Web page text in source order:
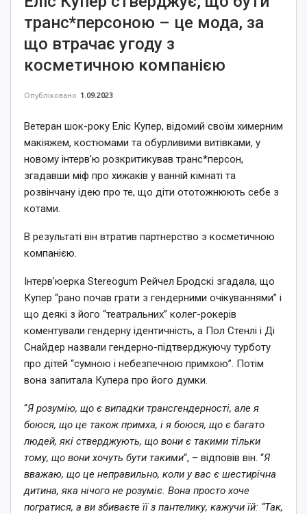
транс*персоною – це мода, за
що втрачає угоду з
косметичною компанією
Опубліковано 1.09.2023
Ветеран шок-року Еліс Купер, відомий своїм химерним
макіяжем, костюмами та обурливими витівками, у
новому інтерв’ю розкритикував транс*персон,
згадавши міф про хижаків у ванній кімнаті та
розвінчану ідею про те, що діти ототожнюють себе з
котами.
В результаті він втратив партнерство з косметичною
компанією.
Інтерв’юерка Stereogum Рейчел Бродскі згадала, що
Купер “рано почав грати з гендерними очікуваннями” і
що деякі з його “театральних” колег-рокерів
коментували гендерну ідентичність, а Пол Стенлі і Ді
Снайдер назвали гендерно-підтверджуючу турботу
про дітей “сумною і небезпечною примхою”. Потім
вона запитала Купера про його думки.
“Я розумію, що є випадки трансгендерності, але я
боюся, що це також примха, і я боюся, що є багато
людей, які стверджують, що вони є такими тільки
тому, що вони хочуть бути такими“, – відповів він. “Я
вважаю, що це неправильно, коли у вас є шестирічна
дитина, яка нічого не розуміє. Вона просто хоче
погратися, а ви збиваєте її з пантелику, кажучи їй: “Так,